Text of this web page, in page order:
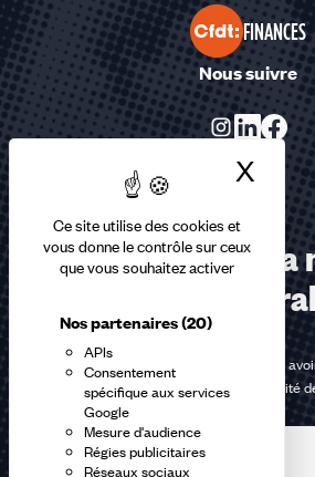
Ce site utilise des cookies et
vous donne le contrôle sur ceux
que vous souhaitez activer
Nos partenaires(20)
APIs
Consentement
spécifique aux services
Google
Mesure d'audience
Régies publicitaires
Réseaux sociaux
X
FINANCES
Nous suivre
Abonnez-vous à
En m'inscrivant à la newsletter, j'affirme
lapolitique de confidentialité